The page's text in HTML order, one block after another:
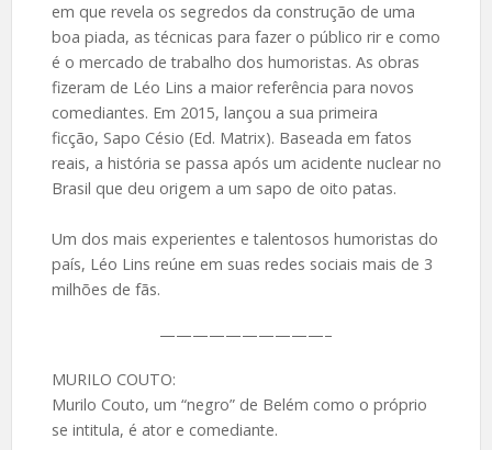
em que revela os segredos da construção de uma
boa piada, as técnicas para fazer o público rir e como
é o mercado de trabalho dos humoristas. As obras
fizeram de Léo Lins a maior referência para novos
comediantes. Em 2015, lançou a sua primeira
ficção, Sapo Césio (Ed. Matrix). Baseada em fatos
reais, a história se passa após um acidente nuclear no
Brasil que deu origem a um sapo de oito patas.
Um dos mais experientes e talentosos humoristas do
país, Léo Lins reúne em suas redes sociais mais de 3
milhões de fãs.
——————————–
MURILO COUTO:
Murilo Couto, um “negro” de Belém como o próprio
se intitula, é ator e comediante.